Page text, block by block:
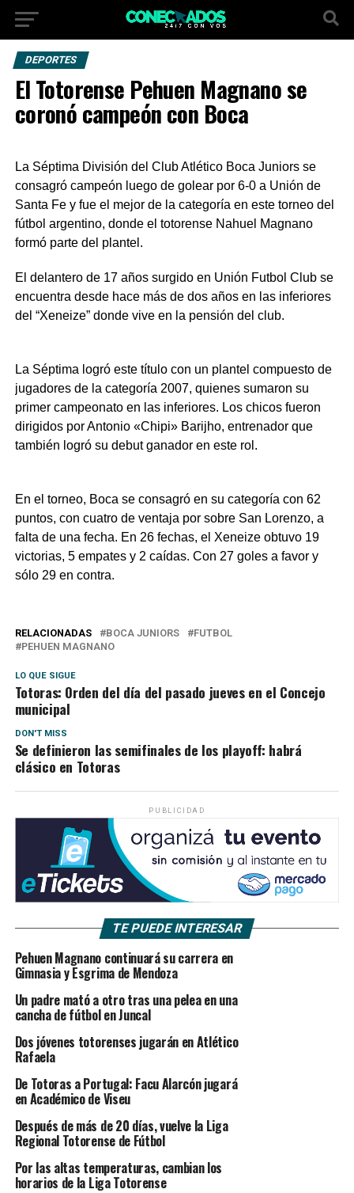
DEPORTES
El Totorense Pehuen Magnano se
coronó campeón con Boca
La Séptima División del Club Atlético Boca Juniors se
consagró campeón luego de golear por 6-0 a Unión de
Santa Fe y fue el mejor de la categoría en este torneo del
fútbol argentino, donde el totorense Nahuel Magnano
formó parte del plantel.
El delantero de 17 años surgido en Unión Futbol Club se
encuentra desde hace más de dos años en las inferiores
del “Xeneize” donde vive en la pensión del club.
La Séptima logró este título con un plantel compuesto de
jugadores de la categoría 2007, quienes sumaron su
primer campeonato en las inferiores. Los chicos fueron
dirigidos por Antonio «Chipi» Barijho, entrenador que
también logró su debut ganador en este rol.
En el torneo, Boca se consagró en su categoría con 62
puntos, con cuatro de ventaja por sobre San Lorenzo, a
falta de una fecha. En 26 fechas, el Xeneize obtuvo 19
victorias, 5 empates y 2 caídas. Con 27 goles a favor y
sólo 29 en contra.
RELACIONADAS BOCA JUNIORS
FUTBOL
PEHUEN MAGNANO
LO QUE SIGUE
Totoras: Orden del día del pasado jueves en el Concejo
municipal
DON'T MISS
Se definieron las semifinales de los playoff: habrá
clásico en Totoras
PUBLICIDAD
TE PUEDE INTERESAR
Pehuen Magnano continuará su carrera en
Gimnasia y Esgrima de Mendoza
Un padre mató a otro tras una pelea en una
cancha de fútbol en Juncal
Dos jóvenes totorenses jugarán en Atlético
Rafaela
De Totoras a Portugal: Facu Alarcón jugará
en Académico de Viseu
Después de más de 20 días, vuelve la Liga
Regional Totorense de Fútbol
Por las altas temperaturas, cambian los
horarios de la Liga Totorense